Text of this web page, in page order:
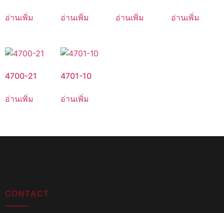
อ่านเพิ่ม อ่านเพิ่ม อ่านเพิ่ม อ่านเพิ่ม
4700-21
อ่านเพิ่ม
4701-10
อ่านเพิ่ม
CONTACT